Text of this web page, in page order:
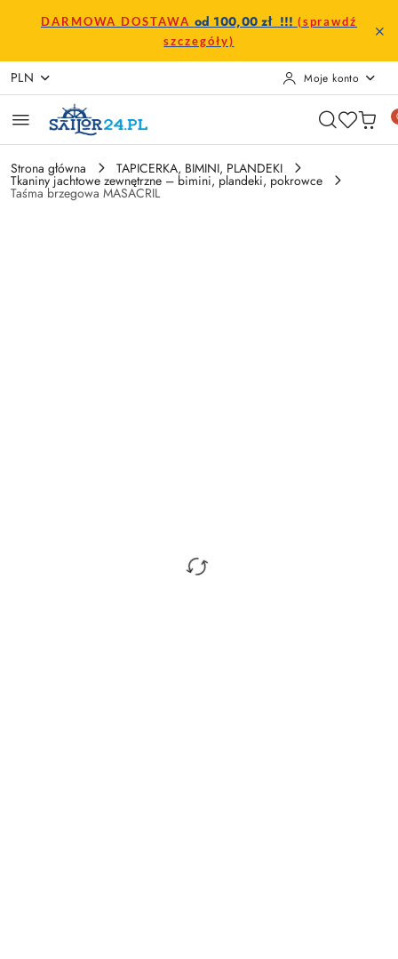
Przejdź do treści głównej
Przejdź do wyszukiwarki
Przejdź do moje konto
Przejdź do menu głównego
Przejdź do opisu produktu
Przejdź do stopki
DARMOWA DOSTAWA od 100,00 zł !!! (sprawdź
szczegóły)
PLN Moje konto
Strona główna TAPICERKA, BIMINI, PLANDEKI
Tkaniny jachtowe zewnętrzne – bimini, plandeki, pokrowce
Taśma brzegowa MASACRIL